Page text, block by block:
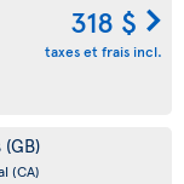
318 $
taxes et frais incl.
(GB)
(CA)